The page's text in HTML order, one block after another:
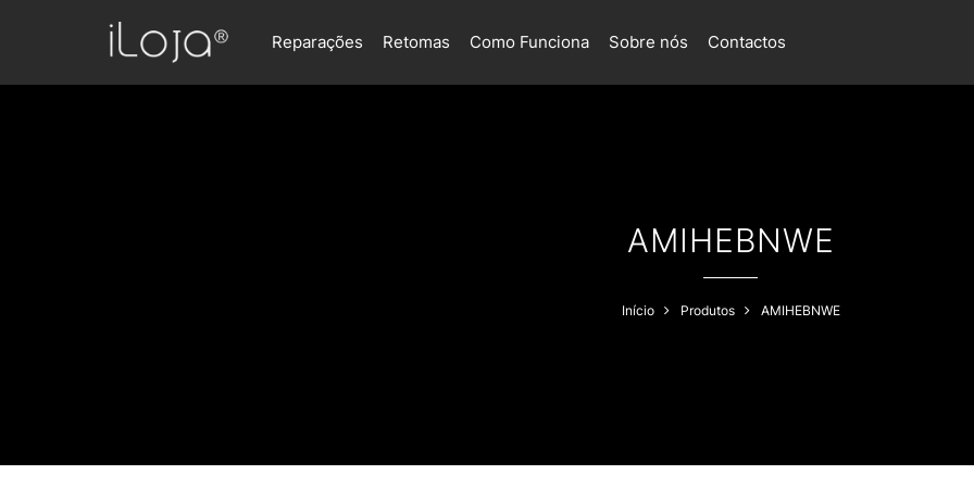
Reparações Retomas Como Funciona Sobre nós Contactos
AMIHEBNWE
Início Produtos AMIHEBNWE